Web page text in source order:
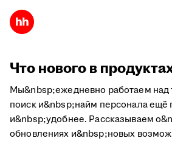
Что нового в
Мы&nbsp;ежедневно работаем над
поиск и&nbsp;найм персонала ещё
и&nbsp;удобнее. Рассказываем
обновлениях и&nbsp;новых